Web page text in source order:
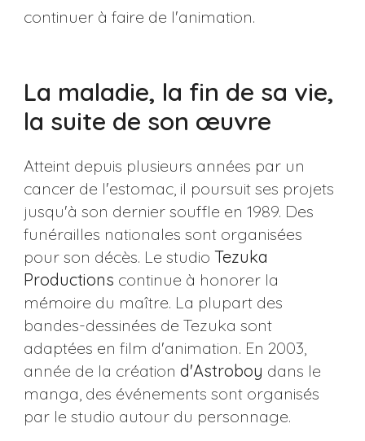
continuer à faire de l'animation.
La maladie, la fin de sa vie,
la suite de son œuvre
Atteint depuis plusieurs années par un
cancer de l'estomac, il poursuit ses projets
jusqu'à son dernier souffle en 1989. Des
funérailles nationales sont organisées
pour son décès. Le studio Tezuka
Productions continue à honorer la
mémoire du maître. La plupart des
bandes-dessinées de Tezuka sont
adaptées en film d'animation. En 2003,
année de la création d'Astroboy dans le
manga, des événements sont organisés
par le studio autour du personnage.